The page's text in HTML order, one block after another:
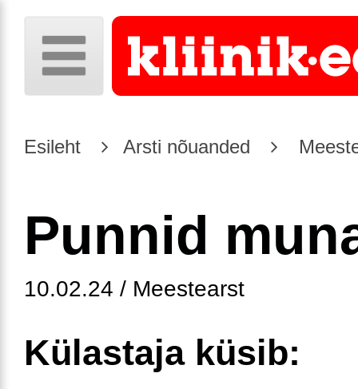
Esileht Arsti nõuanded
Punnid
10.02.24 / Meestearst
Külastaja küsib: